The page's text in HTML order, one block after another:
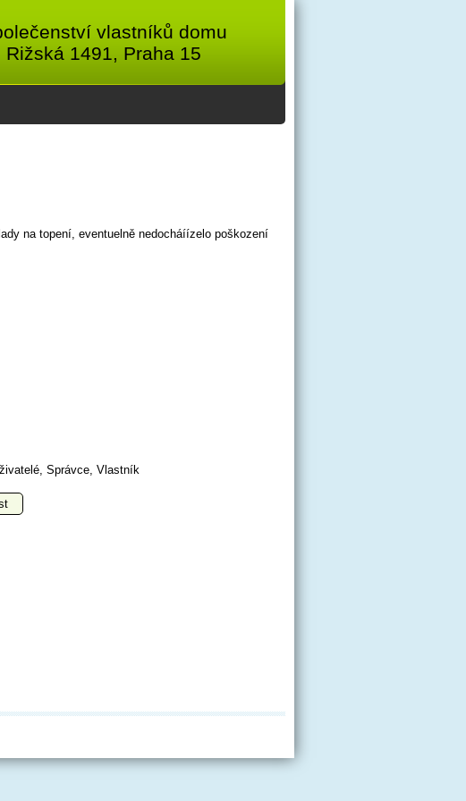
vlastníků domu
Rižská 1491, Praha 15
na topení, eventuelně nedocháíízelo poškození
Správce, Vlastník